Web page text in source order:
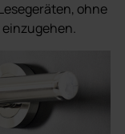
ohne
einzugehen.